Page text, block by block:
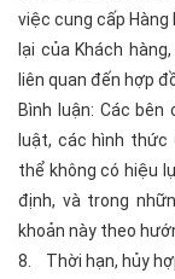
việc cung cấp Hàng
lại của Khách
liên quan đến hợp
Bình luận: Các
luật, các hình
thể không có hiệu
định, và trong
khoản này theo
8. Thời hạn, hủy